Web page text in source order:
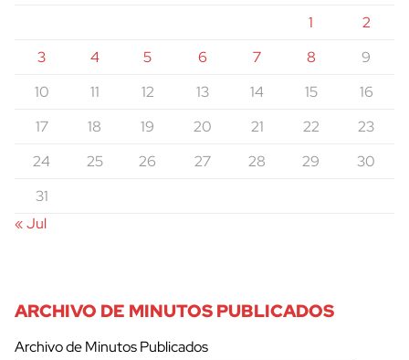
cerrar
1
2
3
4 5 6 7 8
9
10
11 12 13 14 15
16
17
18 19 20 21 22
23
24
25 26 27 28 29
30
31
« Jul
ARCHIVO DE MINUTOS PUBLICADOS
Archivo de Minutos Publicados